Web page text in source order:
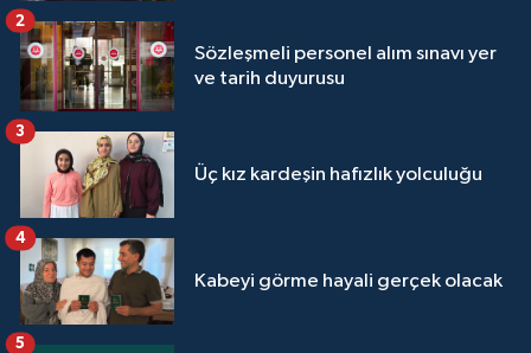
Sözleşmeli personel alım sınavı yer
ve tarih duyurusu
2
Üç kız kardeşin hafızlık yolculuğu
3
Kabeyi görme hayali gerçek olacak
4
5
Tunceli Müftülüğü
Uşak Müftülüğü
Van Müftülüğü
Yalova Müftülüğü
Yozgat Müftülüğü
Zonguldak Müftülüğü